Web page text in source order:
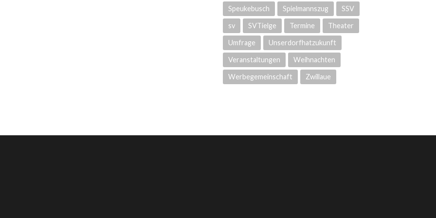
Speukebusch Spielmannszug SSV
sv SVTielge Termine Theater
Umfrage Unserdorfhatzukunft
Veranstaltungen Weihnachten
Werbegemeinschaft Zwillaue